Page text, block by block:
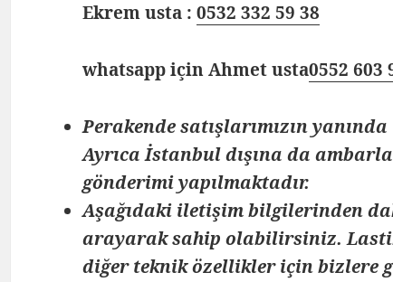
Ekrem usta :0532 332 59 38
whatsapp için Ahmet usta0552 603
Perakende satışlarımızın
Ayrıca İstanbul dışına da
gönderimi yapılmaktadır.
Aşağıdaki iletişim bilgilerinden
arayarak sahip olabilirsiniz.
diğer teknik özellikler için bizlere